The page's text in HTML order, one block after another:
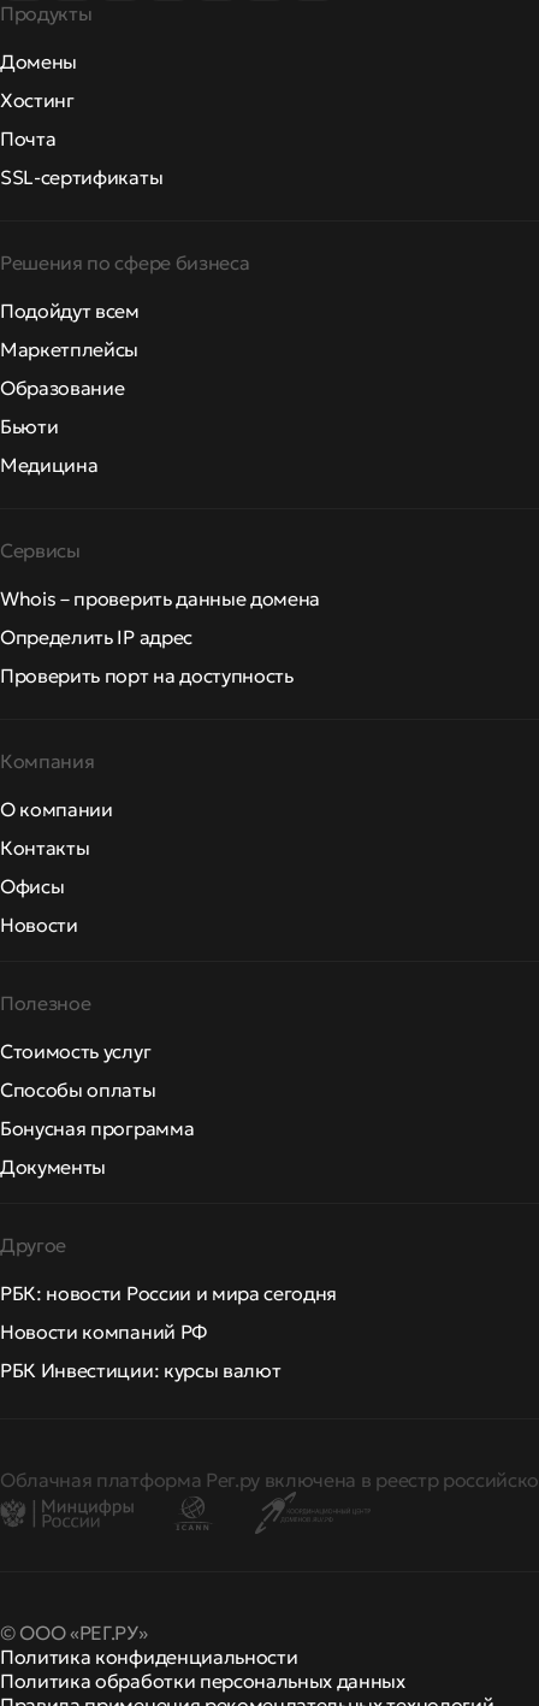
Продукты
Домены
Хостинг
Почта
SSL-сертификаты
Решения по сфере бизнеса
Подойдут всем
Маркетплейсы
Образование
Бьюти
Медицина
Сервисы
Whois – проверить данные домена
Определить IP адрес
Проверить порт на доступность
Компания
О компании
Контакты
Офисы
Новости
Полезное
Стоимость услуг
Способы оплаты
Бонусная программа
Документы
Другое
РБК: новости России и мира сегодня
Новости компаний РФ
РБК Инвестиции: курсы валют
Облачная платформа Рег.ру включена в реестр
© ООО «РЕГ.РУ»
Политика конфиденциальности
Политика обработки персональных данных